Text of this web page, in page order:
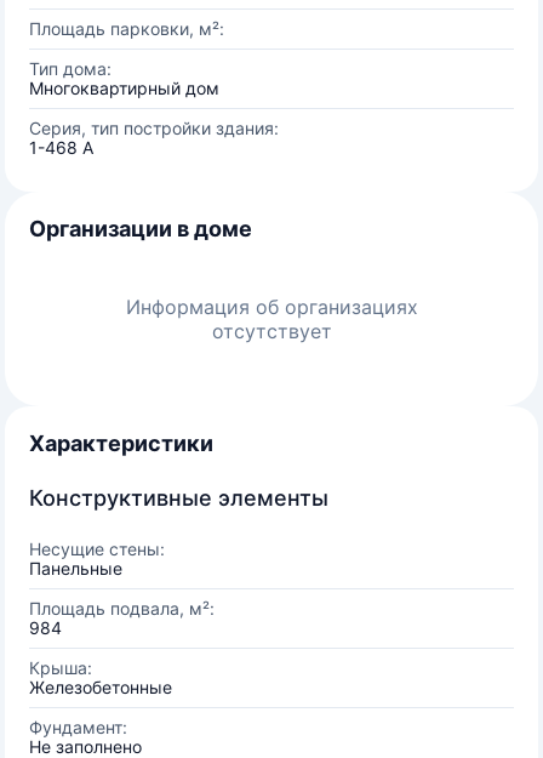
Площадь парковки, м²:
Тип дома:
Многоквартирный дом
Серия, тип постройки здания:
1-468 А
Организации в доме
Информация об организациях
отсутствует
Характеристики
Конструктивные элементы
Несущие стены:
Панельные
Площадь подвала, м²:
984
Крыша:
Железобетонные
Фундамент:
Не заполнено